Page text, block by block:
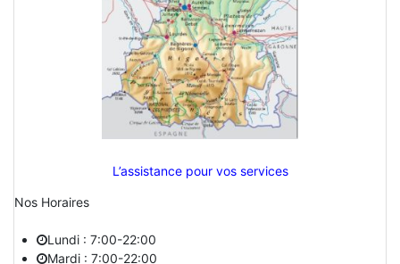
L’assistance pour vos services
Nos Horaires
Lundi : 7:00-22:00
Mardi : 7:00-22:00